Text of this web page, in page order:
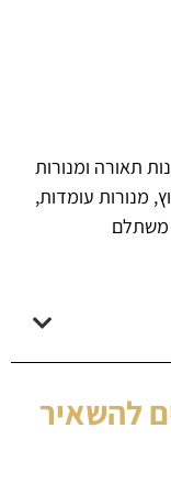
תאורה ומנורות
מנורות עומדות,
משתלם
להשאיר